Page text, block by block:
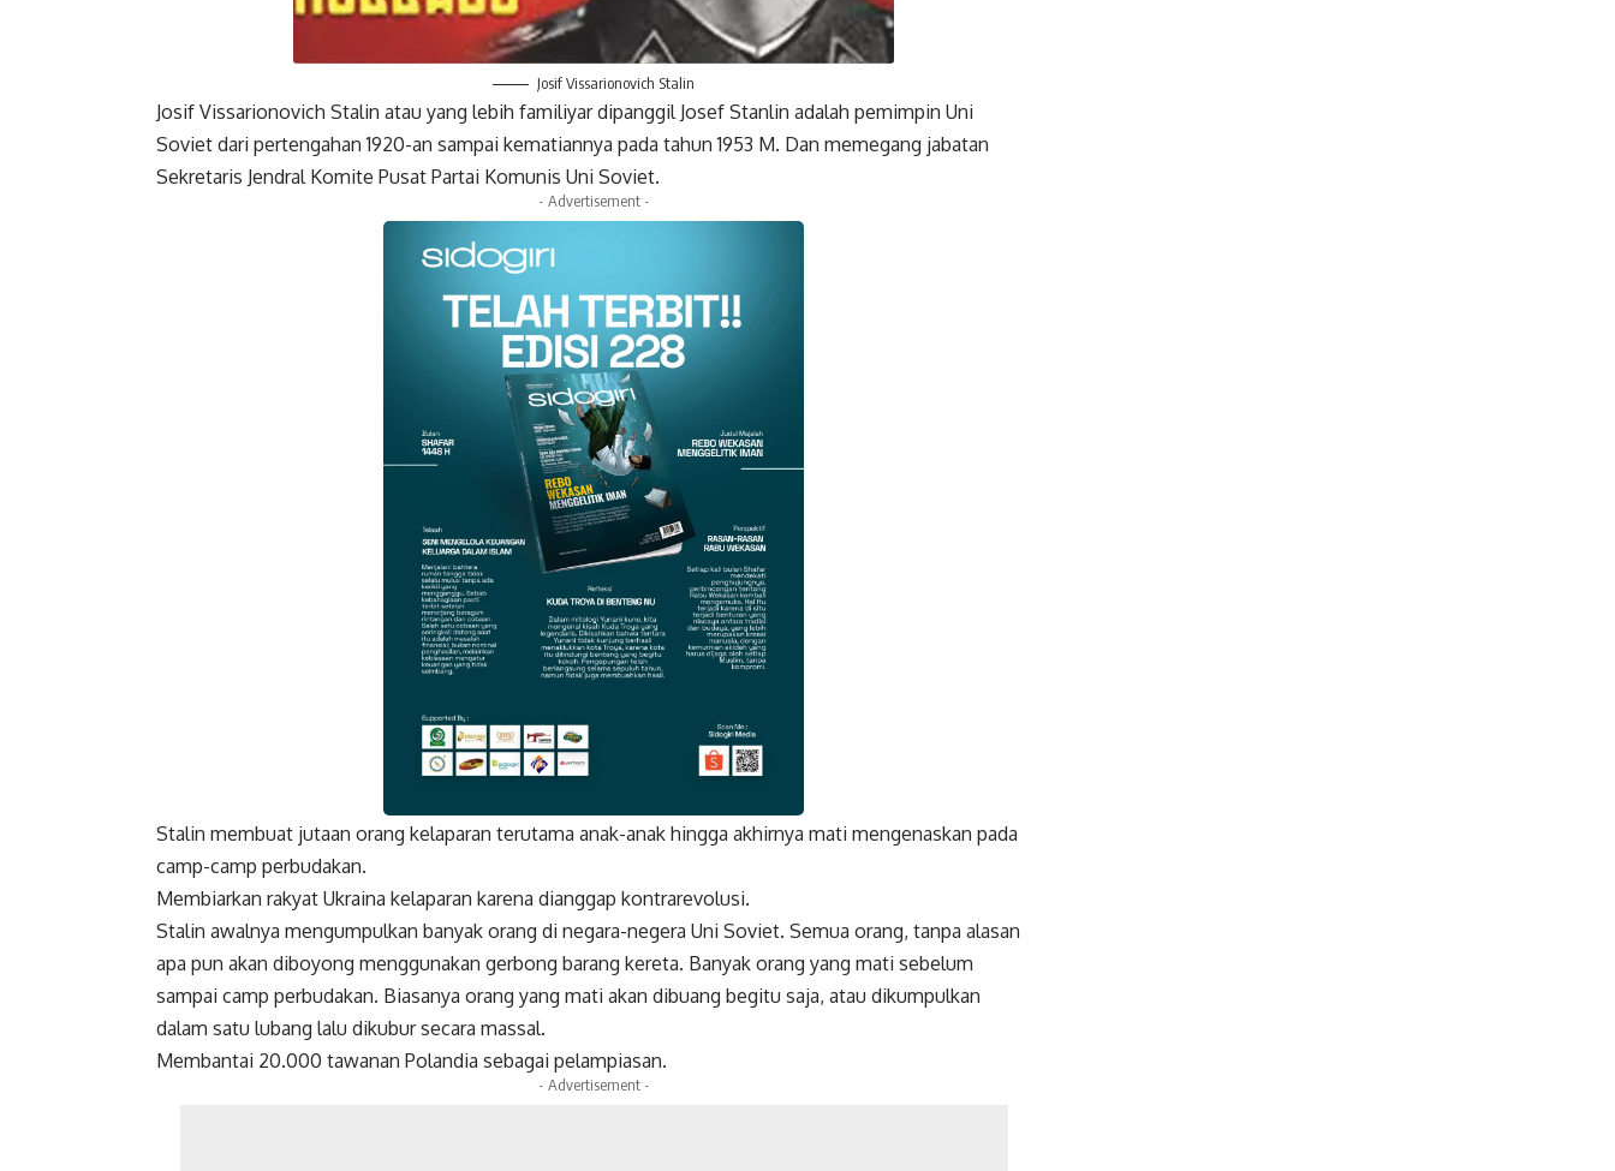
Josif Vissarionovich Stalin
Josif Vissarionovich Stalin atau yang lebih familiyar dipanggil Josef Stanlin adalah pemimpin Uni
Soviet dari pertengahan 1920-an sampai kematiannya pada tahun 1953 M. Dan memegang jabatan
Sekretaris Jendral Komite Pusat Partai Komunis Uni Soviet.
- Advertisement -
Facebook
Gmail
Stalin membuat jutaan orang kelaparan terutama anak-anak hingga akhirnya mati mengenaskan pada
camp-camp perbudakan.
Membiarkan rakyat Ukraina kelaparan karena dianggap kontrarevolusi.
Stalin awalnya mengumpulkan banyak orang di negara-negera Uni Soviet. Semua orang, tanpa alasan
apa pun akan diboyong menggunakan gerbong barang kereta. Banyak orang yang mati sebelum
sampai camp perbudakan. Biasanya orang yang mati akan dibuang begitu saja, atau dikumpulkan
dalam satu lubang lalu dikubur secara massal.
Membantai 20.000 tawanan Polandia sebagai pelampiasan.
- Advertisement -